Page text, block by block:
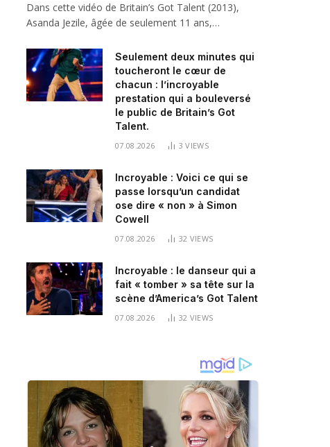
Dans cette vidéo de Britain’s Got Talent (2013),
Asanda Jezile, âgée de seulement 11 ans,…
Seulement deux minutes qui
toucheront le cœur de
chacun : l’incroyable
prestation qui a bouleversé
le public de Britain’s Got
Talent.
07.08.2026 3VIEWS
Incroyable : Voici ce qui se
passe lorsqu’un candidat
ose dire « non » à Simon
Cowell
07.08.2026 32 VIEWS
Incroyable : le danseur qui a
fait « tomber » sa tête sur la
scène d’America’s Got Talent
07.08.2026 32 VIEWS